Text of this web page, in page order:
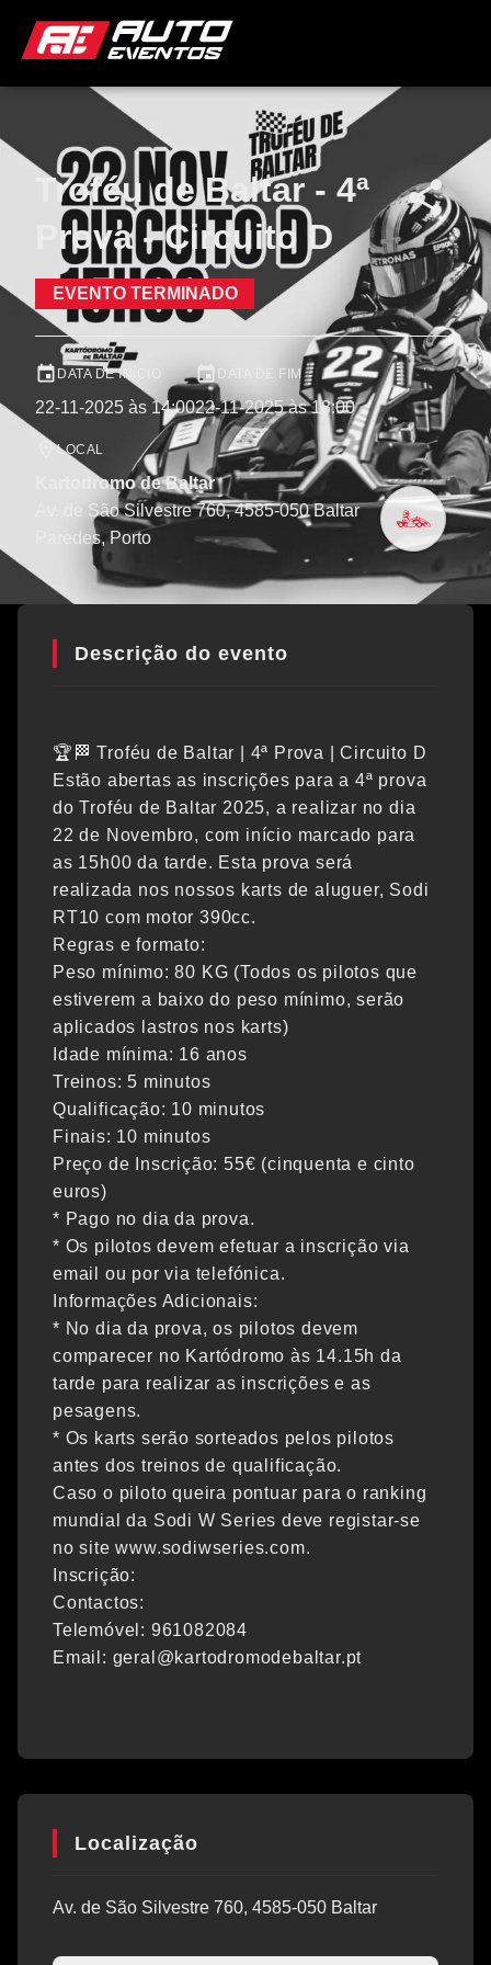
Troféu de Baltar - 4ª
Prova - Circuito D
EVENTO TERMINADO
DATA DE INÍCIO
22-11-2025 às 14:00
DATA DE FIM
22-11-2025 às 18:00
LOCAL
Kartodromo de Baltar
Av. de São Silvestre 760, 4585-050 Baltar
Paredes, Porto
Descrição do evento
🏆🏁 Troféu de Baltar | 4ª Prova | Circuito D
Estão abertas as inscrições para a 4ª prova
do Troféu de Baltar 2025, a realizar no dia
22 de Novembro, com início marcado para
as 15h00 da tarde. Esta prova será
realizada nos nossos karts de aluguer, Sodi
RT10 com motor 390cc.
Regras e formato:
Peso mínimo: 80 KG (Todos os pilotos que
estiverem a baixo do peso mínimo, serão
aplicados lastros nos karts)
Idade mínima: 16 anos
Treinos: 5 minutos
Qualificação: 10 minutos
Finais: 10 minutos
Preço de Inscrição: 55€ (cinquenta e cinto
euros)
* Pago no dia da prova.
* Os pilotos devem efetuar a inscrição via
email ou por via telefónica.
Informações Adicionais:
* No dia da prova, os pilotos devem
comparecer no Kartódromo às 14.15h da
tarde para realizar as inscrições e as
pesagens.
* Os karts serão sorteados pelos pilotos
antes dos treinos de qualificação.
Caso o piloto queira pontuar para o ranking
mundial da Sodi W Series deve registar-se
no site www.sodiwseries.com.
Inscrição:
Contactos:
Telemóvel: 961082084
Email: geral@kartodromodebaltar.pt
Localização
Av. de São Silvestre 760, 4585-050 Baltar